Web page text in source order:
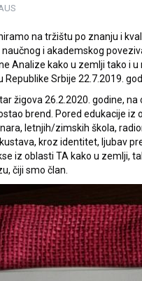
na tržištu po znanju i
naučnog i akademskog
Analize kako u zemlji tako i
Srbije 22.7.2019.
žigova 26.2.2020. godine,
brend. Pored edukacije
letnjih/zimskih škola,
kroz identitet, ljubav
iz oblasti TA kako u zemlji,
čiji smo član.